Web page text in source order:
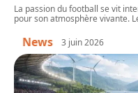
La passion du football se vit
pour son atmosphère vivante.
News 3 juin 2026